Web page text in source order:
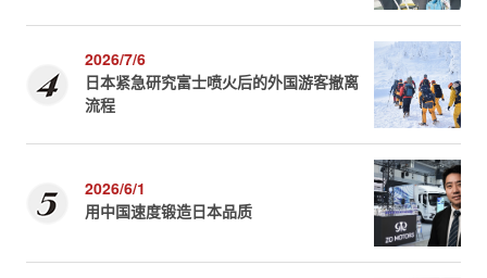
2026/7/6
日本紧急研究富士喷火后的外国游客撤离
流程
2026/6/1
用中国速度锻造日本品质